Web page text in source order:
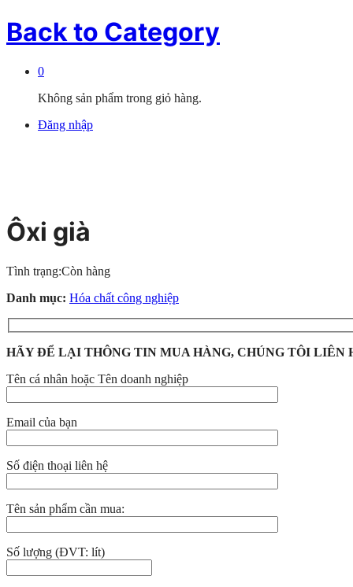
Back to Category
0
Không sản phẩm trong giỏ hàng.
Đăng nhập
Ôxi già
Tình trạng:Còn hàng
Danh mục: Hóa chất công nghiệp
HÃY ĐỂ LẠI THÔNG TIN MUA HÀNG, CHÚNG TÔI LIÊN
Tên cá nhân hoặc Tên doanh nghiệp
Email của bạn
Số điện thoại liên hệ
Tên sản phẩm cần mua:
Số lượng (ĐVT: lít)